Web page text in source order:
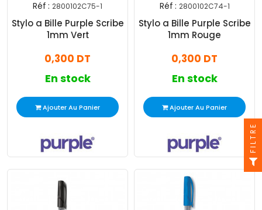
Réf : 2800102C75-1
Stylo a Bille Purple Scribe
1mm Vert
0,300 DT
En stock
Ajouter Au Panier
Réf : 2800102C74-1
Stylo a Bille Purple Scribe
1mm Rouge
0,300 DT
En stock
Ajouter Au Panier
FILTRE